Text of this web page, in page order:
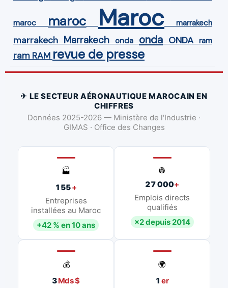
maroc maroc Maroc marrakech
marrakech Marrakech onda onda ONDA ram
ram RAM revue de presse
✈ LE SECTEUR AÉRONAUTIQUE MAROCAIN EN
CHIFFRES
Données 2025-2026 — Ministère de l'Industrie ·
GIMAS · Office des Changes
🏭
155+
Entreprises
installées au Maroc
+42 % en 10 ans
👷
27 000+
Emplois directs
qualifiés
×2 depuis 2014
💰
3Mds $
🌍
1 er